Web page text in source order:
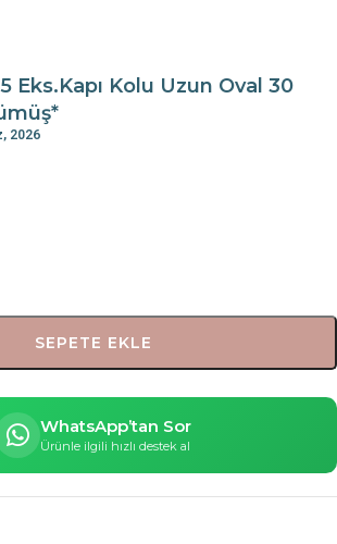
Eks.Kapı Kolu Uzun Oval 30
2026
SEPETE EKLE
WhatsApp’tan Sor
Ürünle ilgili hızlı destek al